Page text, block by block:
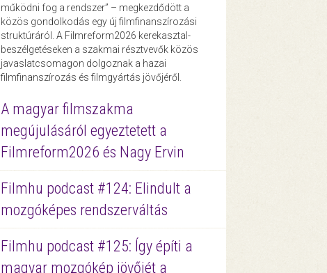
működni fog a rendszer” – megkezdődött a
közös gondolkodás egy új filmfinanszírozási
struktúráról. A Filmreform2026 kerekasztal-
beszélgetéseken a szakmai résztvevők közös
javaslatcsomagon dolgoznak a hazai
filmfinanszírozás és filmgyártás jövőjéről.
A magyar filmszakma
megújulásáról egyeztetett a
Filmreform2026 és Nagy Ervin
Filmhu podcast #124: Elindult a
mozgóképes rendszerváltás
Filmhu podcast #125: Így építi a
magyar mozgókép jövőjét a